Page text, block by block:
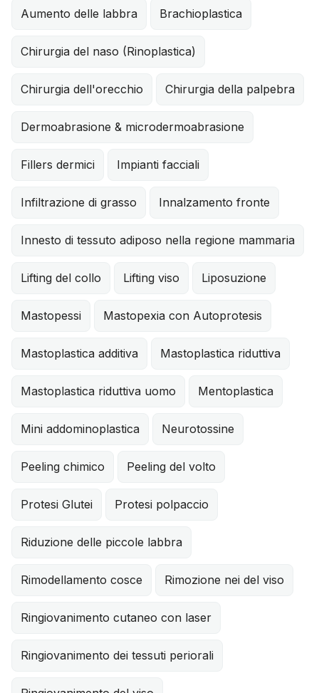
Aumento delle labbra Brachioplastica
Chirurgia del naso (Rinoplastica)
Chirurgia dell'orecchio Chirurgia della palpebra
Dermoabrasione & microdermoabrasione
Fillers dermici Impianti facciali
Infiltrazione di grasso Innalzamento fronte
Innesto di tessuto adiposo nella regione mammaria
Lifting del collo Lifting viso Liposuzione
Mastopessi Mastopexia con Autoprotesis
Mastoplastica additiva Mastoplastica riduttiva
Mastoplastica riduttiva uomo Mentoplastica
Mini addominoplastica Neurotossine
Peeling chimico Peeling del volto
Protesi Glutei Protesi polpaccio
Riduzione delle piccole labbra
Rimodellamento cosce Rimozione nei del viso
Ringiovanimento cutaneo con laser
Ringiovanimento dei tessuti periorali